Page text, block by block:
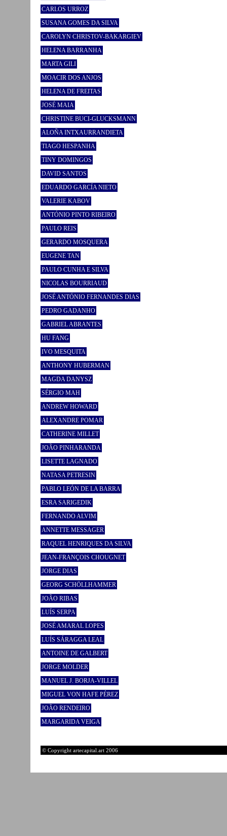
CARLOS URROZ
SUSANA GOMES DA SILVA
CAROLYN CHRISTOV-BAKARGIEV
HELENA BARRANHA
MARTA GILI
MOACIR DOS ANJOS
HELENA DE FREITAS
JOSÉ MAIA
CHRISTINE BUCI-GLUCKSMANN
ALOÑA INTXAURRANDIETA
TIAGO HESPANHA
TINY DOMINGOS
DAVID SANTOS
EDUARDO GARCÍA NIETO
VALERIE KABOV
ANTÓNIO PINTO RIBEIRO
PAULO REIS
GERARDO MOSQUERA
EUGENE TAN
PAULO CUNHA E SILVA
NICOLAS BOURRIAUD
JOSÉ ANTÓNIO FERNANDES DIAS
PEDRO GADANHO
GABRIEL ABRANTES
HU FANG
IVO MESQUITA
ANTHONY HUBERMAN
MAGDA DANYSZ
SÉRGIO MAH
ANDREW HOWARD
ALEXANDRE POMAR
CATHERINE MILLET
JOÃO PINHARANDA
LISETTE LAGNADO
NATASA PETRESIN
PABLO LEÓN DE LA BARRA
ESRA SARIGEDIK
FERNANDO ALVIM
ANNETTE MESSAGER
RAQUEL HENRIQUES DA SILVA
JEAN-FRANÇOIS CHOUGNET
JORGE DIAS
GEORG SCHÖLLHAMMER
JOÃO RIBAS
LUÍS SERPA
JOSÉ AMARAL LOPES
LUÍS SÁRAGGA LEAL
ANTOINE DE GALBERT
JORGE MOLDER
MANUEL J. BORJA-VILLEL
MIGUEL VON HAFE PÉREZ
JOÃO RENDEIRO
MARGARIDA VEIGA
© Copyright artecapital.art 2006